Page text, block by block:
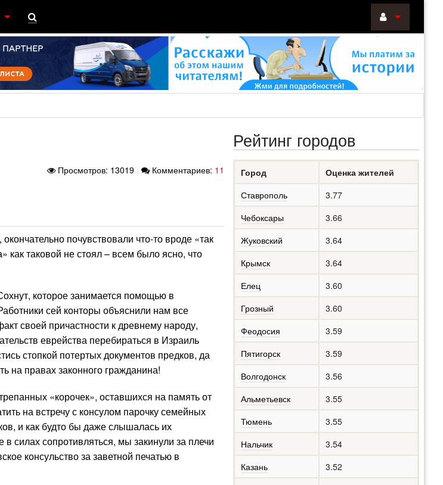
ВАКАНСИЮ
Войти
Просмотров: 13019 Комментариев: 11
почувствовали что-то вроде «так
как таковой не стоял – всем было ясно, что
которое занимается помощью в
сей конторы объяснили нам все
своей причастности к древнему народу,
еврейства перебираться в Израиль
стопкой потертых документов предков, да
на правах законного гражданина!
«корочек», оставшихся на память от
на встречу с консулом парочку семейных
и как будто бы даже слышалась их
силах сопротивляться, мы закинули за плечи
консульство за заветной печатью в
Рейтинг городов
Город
Оценка жителей
Ставрополь
3.77
Чебоксары
3.66
Жуковский
3.64
Крымск
3.64
Елец
3.60
Грозный
3.60
Феодосия
3.59
Пятигорск
3.59
Волгодонск
3.56
Альметьевск
3.55
Тюмень
3.55
Нальчик
3.54
Казань
3.52